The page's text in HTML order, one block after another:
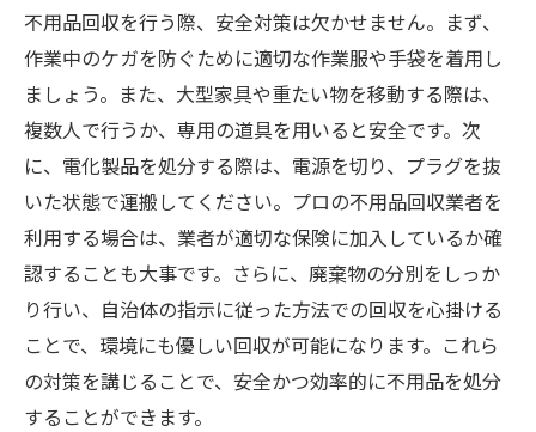
不用品回収を行う際、安全対策は欠かせません。まず、
作業中のケガを防ぐために適切な作業服や手袋を着用し
ましょう。また、大型家具や重たい物を移動する際は、
複数人で行うか、専用の道具を用いると安全です。次
に、電化製品を処分する際は、電源を切り、プラグを抜
いた状態で運搬してください。プロの不用品回収業者を
利用する場合は、業者が適切な保険に加入しているか確
認することも大事です。さらに、廃棄物の分別をしっか
り行い、自治体の指示に従った方法での回収を心掛ける
ことで、環境にも優しい回収が可能になります。これら
の対策を講じることで、安全かつ効率的に不用品を処分
することができます。